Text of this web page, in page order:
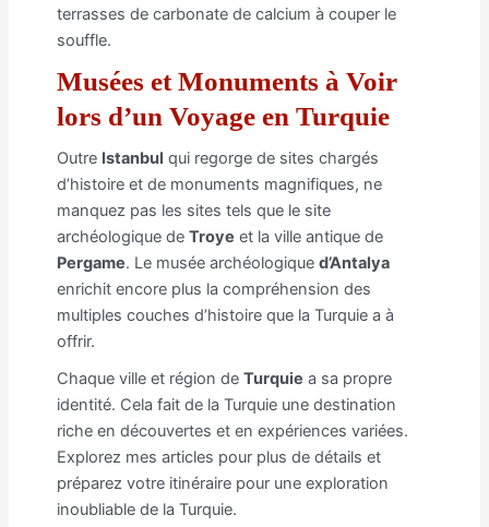
terrasses de carbonate de calcium à couper le
souffle.
Musées et Monuments à Voir
lors d’un Voyage en Turquie
Outre Istanbul qui regorge de sites chargés
d’histoire et de monuments magnifiques, ne
manquez pas les sites tels que le site
archéologique de Troye et la ville antique de
Pergame. Le musée archéologique d’Antalya
enrichit encore plus la compréhension des
multiples couches d’histoire que la Turquie a à
offrir.
Chaque ville et région de Turquie a sa propre
identité. Cela fait de la Turquie une destination
riche en découvertes et en expériences variées.
Explorez mes articles pour plus de détails et
préparez votre itinéraire pour une exploration
inoubliable de la Turquie.